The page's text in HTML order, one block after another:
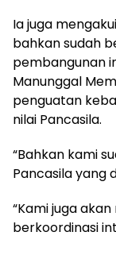
Ia juga
bahkan sudah
pembangunan
Manunggal
penguatan
nilai Pancasila.
“Bahkan kami
Pancasila yang
“Kami juga
berkoordinasi